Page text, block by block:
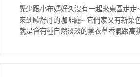
龔少跟小布媽好久沒有一起來東區走走
來到歐舒丹的咖啡廳~ 它們家又有新菜
就是會有種自然淡淡的薰衣草香氣跟高